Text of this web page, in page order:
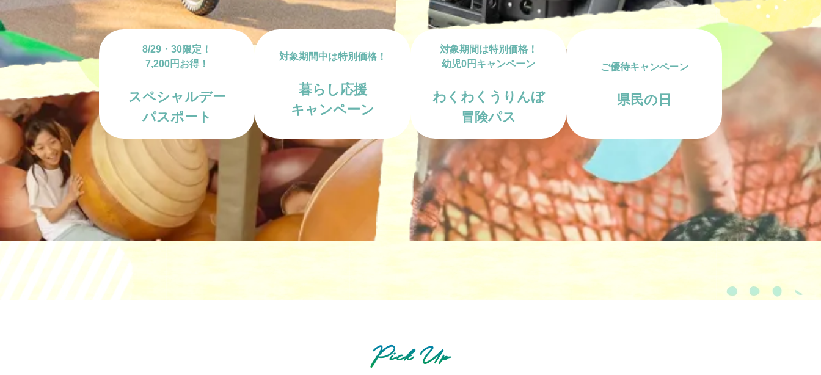
ハローウッズキャンプ
アクティビティ（自然体験・キャン
8/29・30限定！
7,200円お得！
スペシャルデー
パスポート
対象期間中は特別価格！
暮らし応援
キャンペーン
対象期間は特別価格！
幼児0円キャンペーン
わくわくうりんぼ
冒険パス
ご優待キャンペーン
県民の日
Pick Up